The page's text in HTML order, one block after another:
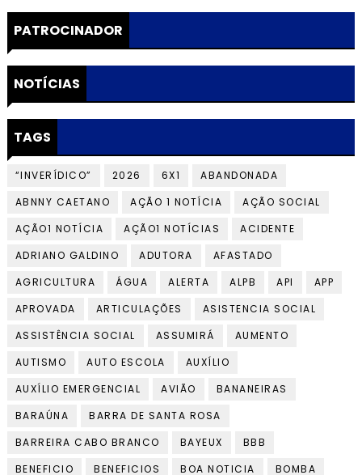
PATROCINADOR
NOTÍCIAS
TAGS
“INVERÍDICO” 2026 6X1
ABANDONADA
ABNNY CAETANO
AÇÃO 1 NOTÍCIA
AÇÃO SOCIAL
AÇÃO1 NOTÍCIA
AÇÃO1 NOTÍCIAS
ACIDENTE
ADRIANO GALDINO
ADUTORA
AFASTADO
AGRICULTURA
ÁGUA ALERTA ALPB API
APP
APROVADA
ARTICULAÇÕES
ASISTENCIA SOCIAL
ASSISTÊNCIA SOCIAL
ASSUMIRÁ
AUMENTO
AUTISMO
AUTO ESCOLA
AUXÍLIO
AUXÍLIO EMERGENCIAL
AVIÃO
BANANEIRAS
BARAÚNA
BARRA DE SANTA ROSA
BARREIRA CABO BRANCO
BAYEUX
BBB
BENEFICIO
BENEFICIOS BOA NOTICIA
BOMBA